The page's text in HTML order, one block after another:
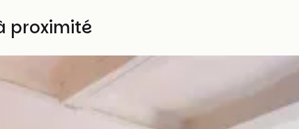
proximité